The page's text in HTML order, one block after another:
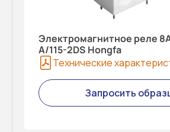
Электромагнитное реле 8A
A/115-2DS Hongfa
Технические
Запросить